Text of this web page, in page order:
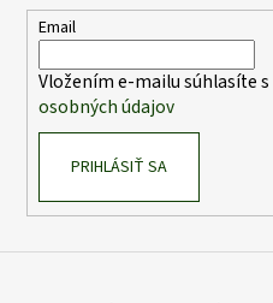
Email
Vložením e-mailu súhlasíte s
osobných údajov
PRIHLÁSIŤ SA